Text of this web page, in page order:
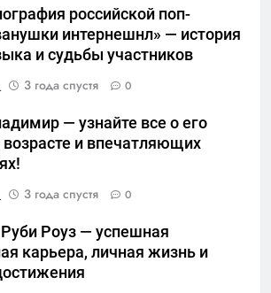
российской поп-
интернешнл» — история
и судьбы участников
3 года спустя 0
— узнайте все о его
возрасте и впечатляющих
3 года спустя 0
Роуз — успешная
карьера, личная жизнь и